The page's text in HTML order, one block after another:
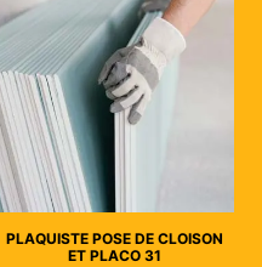
PLAQUISTE POSE DE CLOISON
ET PLACO 31